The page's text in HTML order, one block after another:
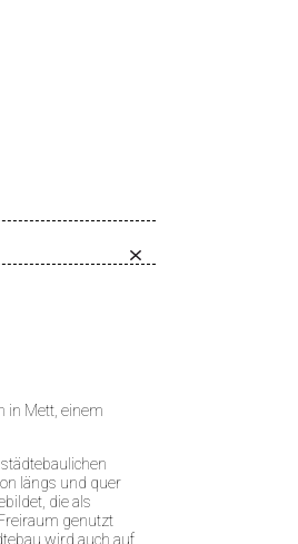
in Mett, einem
längs und quer
die als
genutzt
wird auch auf